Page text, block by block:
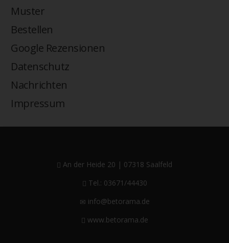
Muster
Bestellen
Google Rezensionen
Datenschutz
Nachrichten
Impressum
An der Heide 20 | 07318 Saalfeld
Tel.: 03671/44430
info@betorama.de
www.betorama.de